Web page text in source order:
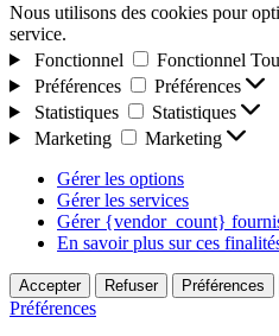
Nous utilisons des cookies pour
service.
Fonctionnel
Fonctionnel
Préférences
Préférences
Statistiques
Statistiques
Marketing
Marketing
Gérer les options
Gérer les services
Gérer {vendor_count}
En savoir plus sur ces
Accepter Refuser Préférences
Préférences